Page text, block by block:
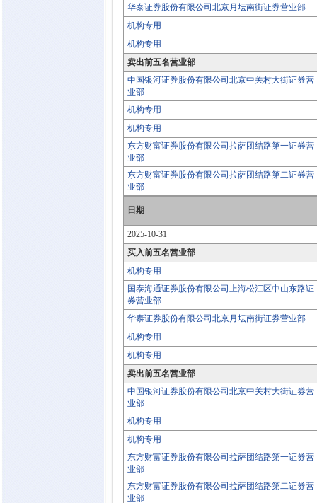
华泰证券股份有限公司北京月坛南街证券营业部
机构专用
机构专用
卖出前五名营业部
中国银河证券股份有限公司北京中关村大街证券营
业部
机构专用
机构专用
东方财富证券股份有限公司拉萨团结路第一证券营
业部
东方财富证券股份有限公司拉萨团结路第二证券营
业部
日期
2025-10-31
买入前五名营业部
机构专用
国泰海通证券股份有限公司上海松江区中山东路证
券营业部
华泰证券股份有限公司北京月坛南街证券营业部
机构专用
机构专用
卖出前五名营业部
中国银河证券股份有限公司北京中关村大街证券营
业部
机构专用
机构专用
东方财富证券股份有限公司拉萨团结路第一证券营
业部
东方财富证券股份有限公司拉萨团结路第二证券营
业部